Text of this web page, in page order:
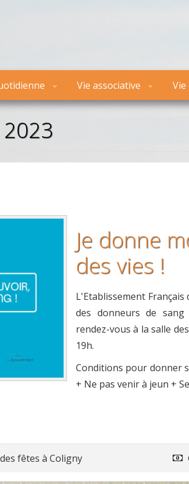
2023
Je donne
des vies !
L'Etablissement
des donneurs de
rendez-vous à la salle
19h.
Conditions pour donner
+ Ne pas venir à jeun +
fêtes à Coligny
Vie associative Vie